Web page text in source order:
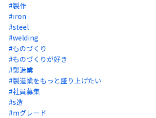
#製作
#iron
#steel
#welding
#ものづくり
#ものづくりが好き
#製造業
#製造業をもっと盛り上げたい
#社員募集
#s造
#mグレード